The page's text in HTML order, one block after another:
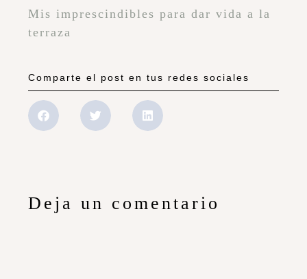
Mis imprescindibles para dar vida a la
terraza
Comparte el post en tus redes sociales
Deja un comentario